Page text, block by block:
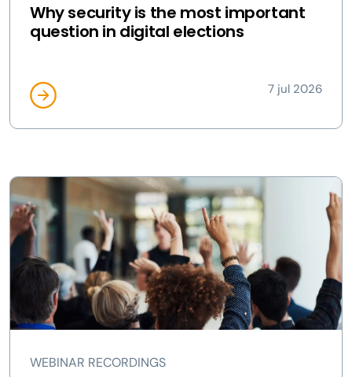
Why security is the most important
question in digital elections
7 jul 2026
WEBINAR RECORDINGS